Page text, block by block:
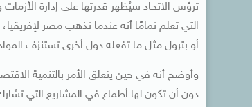
ترؤس الاتحاد سيُظهر قدرتها على إدارة
التي تعلم تمامًا أنه عندما تذهب مصر
أو بترول مثل ما تفعله دول أخرى تستنزف
وأوضح أنه في حين يتعلق الأمر بالتنمية
دون أن تكون لها أطماع في المشاريع التي